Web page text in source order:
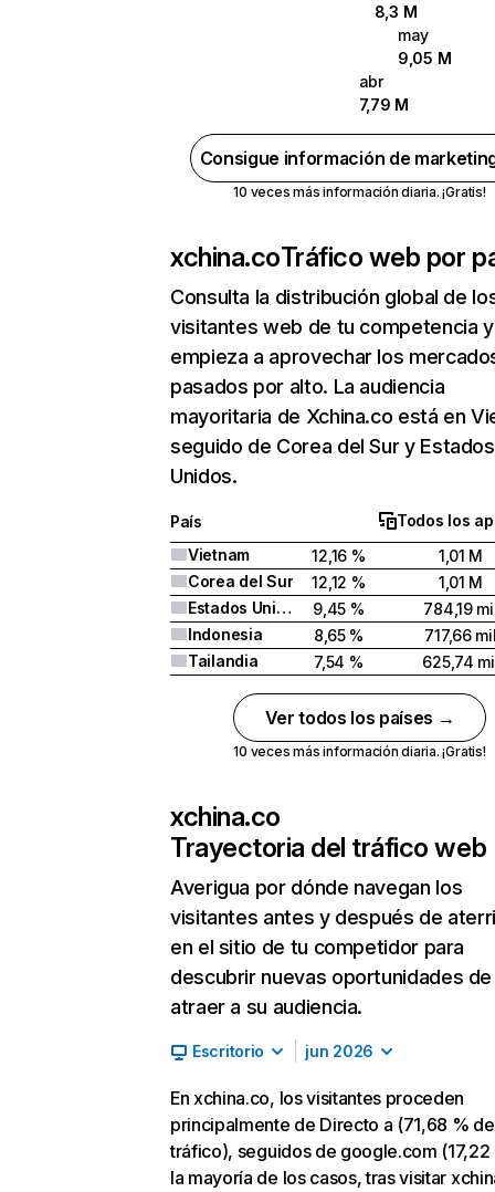
8,3 M
may
9,05 M
abr
7,79 M
Consigue información de
10 veces más información diaria. ¡Gratis!
xchina.coTráfico web por
Consulta la distribución global de
visitantes web de tu competencia y
empieza a aprovechar los
pasados por alto. La audiencia
mayoritaria de Xchina.co está en
seguido de Corea del Sur y Estados
Unidos.
País
Todos los
Vietnam
12,16 %
1,01 M
Corea del Sur
12,12 %
1,01 M
Estados Unidos
9,45 %
784,19
Indonesia
8,65 %
717,66
Tailandia
7,54 % 625,74
Ver todos los países →
10 veces más información diaria. ¡Gratis!
xchina.co
Trayectoria del tráfico web
Averigua por dónde navegan los
visitantes antes y después de
en el sitio de tu competidor para
descubrir nuevas oportunidades de
atraer a su audiencia.
Escritorio jun 2026
En xchina.co, los visitantes proceden
principalmente de Directo a (71,68 % de
tráfico), seguidos de google.com (17,22
la mayoría de los casos, tras visitar